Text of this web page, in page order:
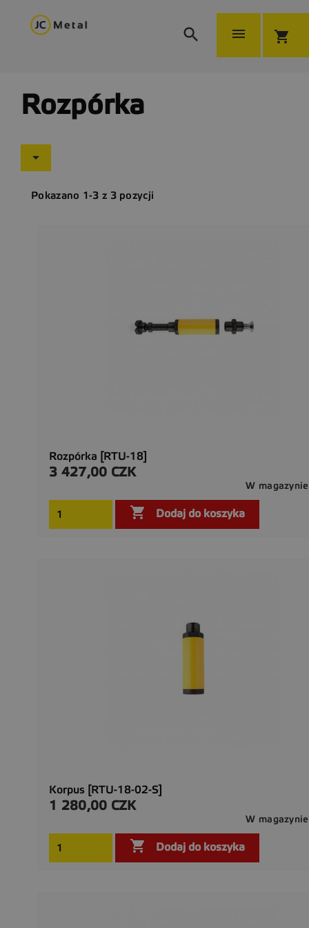
  shopping_cart
Rozpórka

Pokazano 1-3 z 3 pozycji
Rozpórka [RTU-18]
Cena
3 427,00 CZK
W magazynie
 Dodaj do koszyka
Korpus [RTU-18-02-S]
Cena
1 280,00 CZK
W magazynie
 Dodaj do koszyka